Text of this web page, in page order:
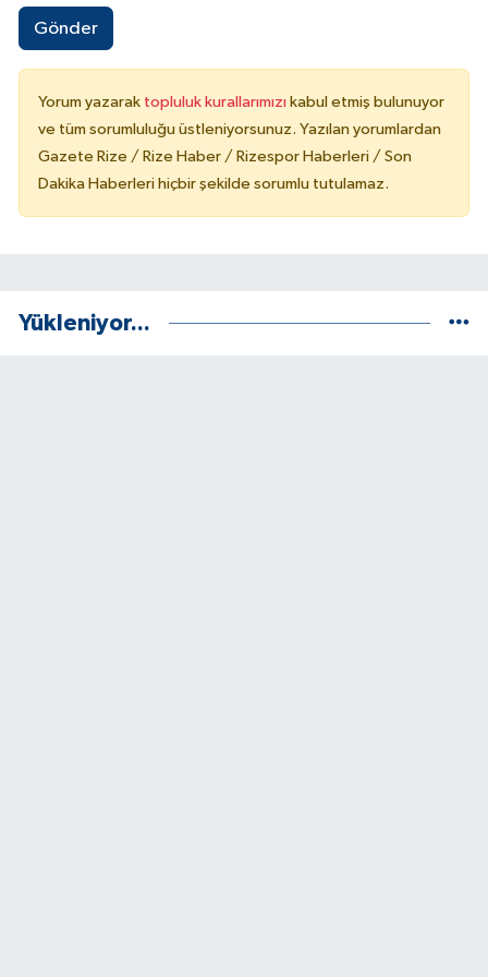
Gönder
Yorum yazarak topluluk kurallarımızı kabul etmiş bulunuyor
ve tüm sorumluluğu üstleniyorsunuz. Yazılan yorumlardan
Gazete Rize / Rize Haber / Rizespor Haberleri / Son
Dakika Haberleri hiçbir şekilde sorumlu tutulamaz.
Yükleniyor...